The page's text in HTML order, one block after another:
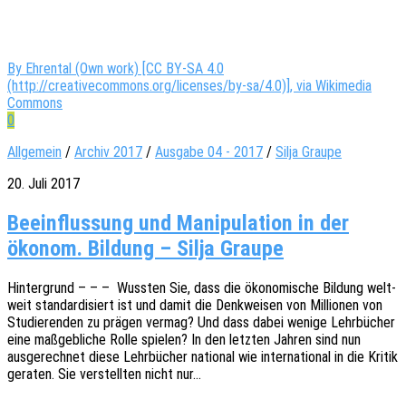
By Ehrental (Own work) [CC BY-SA 4.0
(http://creativecommons.org/licenses/by-sa/4.0)], via Wikimedia
Commons
0
Allgemein / Archiv 2017 / Ausgabe 04 - 2017 / Silja Graupe
20. Juli 2017
Beeinflussung und Manipulation in der
ökonom. Bildung – Silja Graupe
Hinter­grund – – – Wuss­ten Sie, dass die ökono­mi­sche Bildung welt­
weit stan­dar­di­siert ist und damit die Denk­wei­sen von Millio­nen von
Studie­ren­den zu prägen vermag? Und dass dabei wenige Lehr­bü­cher
eine maßgeb­li­che Rolle spie­len? In den letz­ten Jahren sind nun
ausge­rech­net diese Lehr­bü­cher natio­nal wie inter­na­tio­nal in die Kritik
gera­ten. Sie verstell­ten nicht nur…